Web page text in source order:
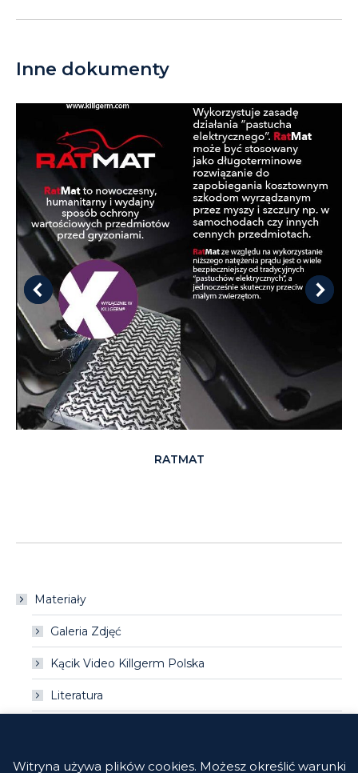
Inne dokumenty
RATMAT
Materiały
Galeria Zdjęć
Kącik Video Killgerm Polska
Literatura
Poradniki Killgerm
Witryna używa plików cookies. Możesz określić warunki